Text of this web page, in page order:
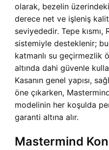
olarak, bezelin
derece net ve işleniş
seviyededir. Tepe
sistemiyle desteklenir;
katmanlı su geçirmezlik
altında dahi güvenle
Kasanın genel yapısı,
öne çıkarken,
modelinin her koşulda
garanti altına alır.
Mastermind